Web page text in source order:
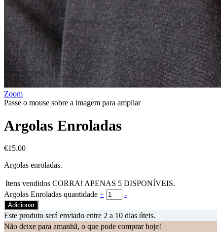
Zoom
Passe o mouse sobre a imagem para ampliar
Argolas Enroladas
€15.00
Argolas enroladas.
Itens vendidos CORRA! APENAS 5 DISPONÍVEIS.
Argolas Enroladas quantidade + -
Adicionar
Este produto será enviado entre 2 a 10 dias úteis.
Não deixe para amanhã, o que pode comprar hoje!